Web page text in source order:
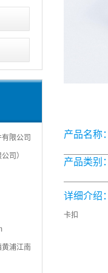
限公司
司）
浦江南
产品名称：
产品类别：
详细介绍：
卡扣